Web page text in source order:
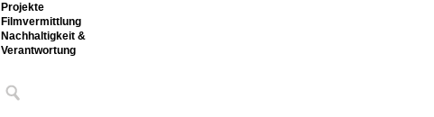
Projekte
Filmvermittlung
Nachhaltigkeit &
Verantwortung